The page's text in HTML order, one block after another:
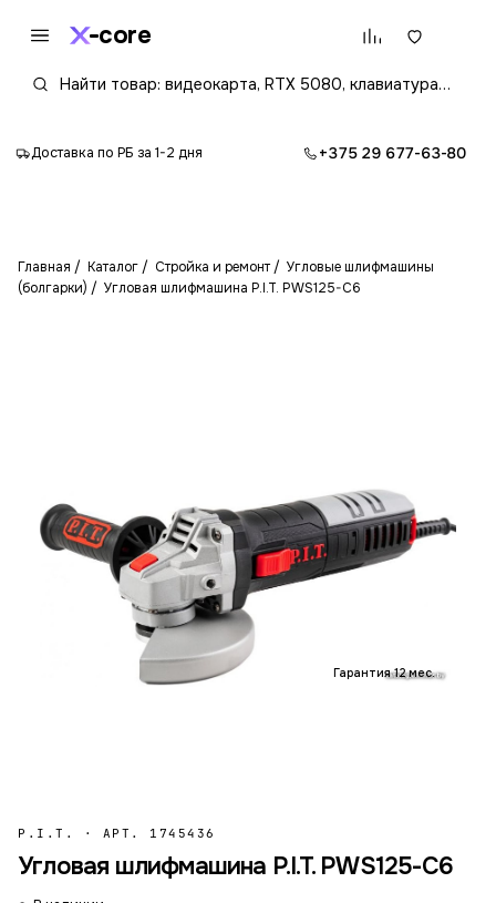
core
Доставка по РБ за 1-2 дня +375 29 677-63-80
Главная Каталог Стройка и ремонт
Угловые шлифмашины
(болгарки)
Угловая шлифмашина P.I.T. PWS125-C6
Гарантия 12 мес.
P.I.T. · АРТ. 1745436
Угловая шлифмашина P.I.T. PWS125-C6